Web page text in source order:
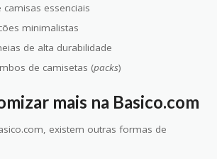
essenciais
minimalistas
de alta durabilidade
de camisetas (packs)
mais na Basico.com
existem outras formas de